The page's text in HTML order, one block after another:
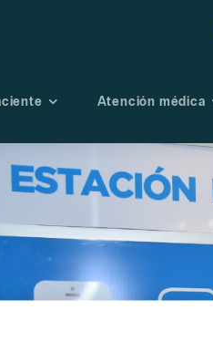
Atención médica
Fisioterapia y
Planes
Portal